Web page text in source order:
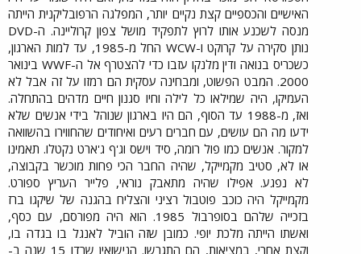
האישיים והכספיים קצת נקיים יותר, המפלגה הרפובליקנית הייתה
מנסה לשכנע אותו לרוץ לתפקיד מושל צפון קרוליינה. ה-DVD
נותן סקירה על קרוקט ו-WCW החל מ-1985, עד למות הארגון,
כשכריס בנואה ודין מלנקו עזבו כדי להצטרף אל ה-WWF בינואר
2000. המבט הפשוט, ומבחינה עסקית הם רמזו על זה אבל לא
העמיקו, היה שמילאו כל לילה וחיו סגנון חיים מדהים בהתחלה.
ואז, מ-1988 עד הסוף, הם היו בארגון שנוהל בידי אנשים שלא
ידעו מה הם עושים, עם חברים רעים ואיחודים שהחווירו בהשוואה
למקור. אנשים כמו פול רומה, סיד וישס וג'ף ג'ארט נקטלו. תאמינו
או לא, סטיב מקמייקל, שהיה החבר הכי פחות מוכשר בקבוצה,
לא נפגע. אפילו שהיה מתאבק נוראי, פלייר העריץ ספורט.
מקמייקל היה כוכב פוטבול רציני והצליח בהגנה של שיקגו ברז
בזכייה שלהם בסופרבול 1985. הוא היה מפורסם, עם כסף,
ואשתו הייתה מלכת יופי. כמובן שזה הוביל לאנגל בו בגדה בו,
וקצת אחרי, במציאות, הם התגרשו. הנישואין שרדו 15 שנה ב-